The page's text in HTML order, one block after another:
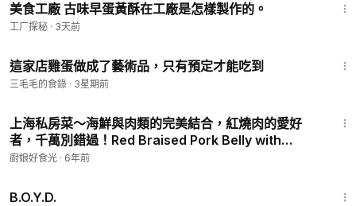
美食工廠 古味早蛋黃酥在工廠是怎樣製作的。
工厂探秘 · 3天前
這家店雞蛋做成了藝術品，只有預定才能吃到
三毛毛的食錄 · 3星期前
上海私房菜～海鮮與肉類的完美結合，紅燒肉的愛好
者，千萬別錯過！Red Braised Pork Belly with
Cuttlefish│墨魚紅燒肉│路凱源 老師
廚娘好食光 · 6年前
B.O.Y.D.